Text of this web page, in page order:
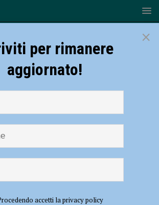
le decisioni del consiglio direttivo.
×
per rimanere
aggiornato!
accetti la privacy policy